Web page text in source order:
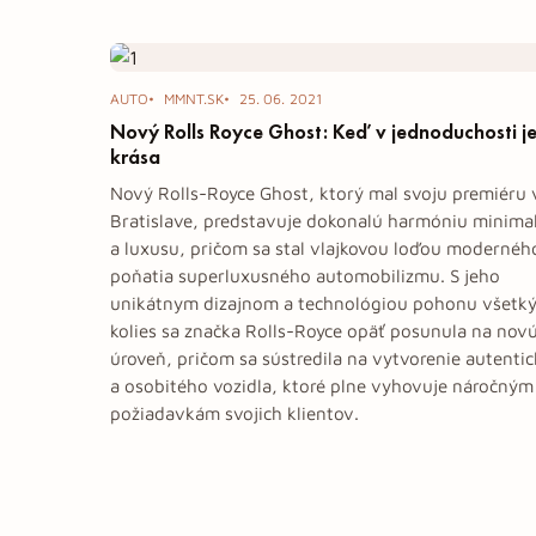
AUTO MMNT.SK 25. 06. 2021
Nový Rolls Royce Ghost: Keď v jednoduchosti je
krása
Nový Rolls-Royce Ghost, ktorý mal svoju premiéru
Bratislave, predstavuje dokonalú harmóniu
a luxusu, pričom sa stal vlajkovou loďou
poňatia superluxusného automobilizmu. S jeho
unikátnym dizajnom a technológiou pohonu
kolies sa značka Rolls-Royce opäť posunula na novú
úroveň, pričom sa sústredila na vytvorenie
a osobitého vozidla, ktoré plne vyhovuje náročným
požiadavkám svojich klientov.